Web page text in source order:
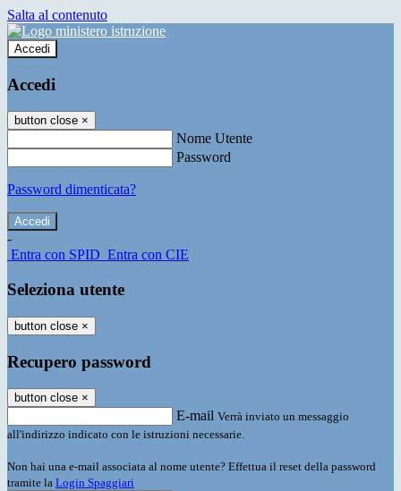
Salta al contenuto
Accedi
Accedi
button close ×
Nome Utente
Password
Password dimenticata?
-
Entra con SPID Entra con CIE
Seleziona utente
button close ×
Recupero password
button close ×
E-mail Verrà inviato un messaggio
all'indirizzo indicato con le istruzioni necessarie.
Non hai una e-mail associata al nome utente? Effettua il reset della password
tramite la Login Spaggiari